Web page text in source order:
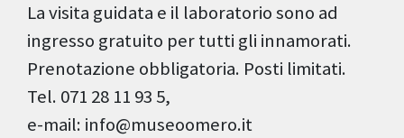
La visita guidata e il laboratorio sono ad
ingresso gratuito per tutti gli innamorati.
Prenotazione obbligatoria. Posti limitati.
Tel. 071 28 11 93 5,
e-mail: info@museoomero.it